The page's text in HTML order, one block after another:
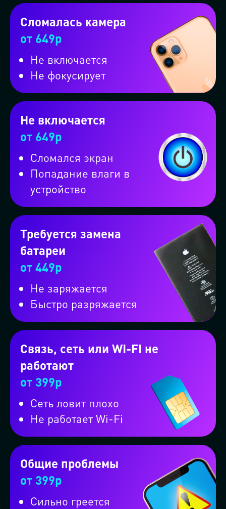
Оформите заказ на вызов
мастерской на колёсах и
получите скидку 10%
Или вызовите машину через
мессенджер
Проконсультируем бесплатно в
Проконсультируем бесплатно в
ВКонтакте
Проконсультируем бесплатно в
WhatsApp
Сломалась камера
от 649р
Не включается
Не фокусирует
Не включается
от 649р
Сломался экран
Попадание влаги в
устройство
Требуется замена
батареи
от 449р
Не заряжается
Быстро разряжается
Связь, сеть или WI-FI не
работают
от 399р
Сеть ловит плохо
Не работает Wi-Fi
Общие проблемы
от 399р
Сильно греется